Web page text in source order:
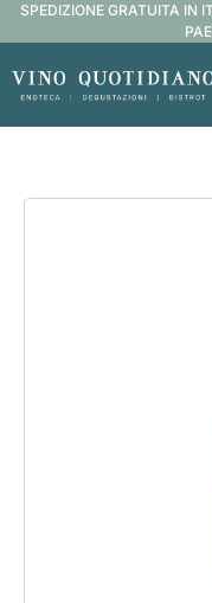
SPEDIZIONE GRATUITA IN